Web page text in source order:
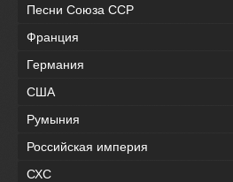
Песни Союза ССР
Франция
Германия
США
Румыния
Российская империя
СХС